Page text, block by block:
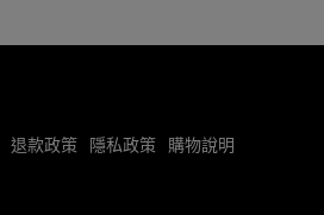
退款政策 隱私政策 購物說明